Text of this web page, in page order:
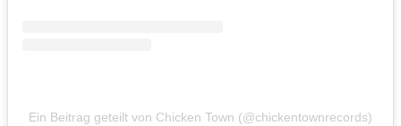
Ein Beitrag geteilt von Chicken Town (@chickentownrecords)